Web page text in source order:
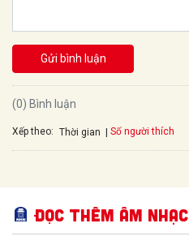
Gửi bình luận
(0) Bình luận
Xếp theo: Thời gian Số người thích
Đọc thêm Âm nhạc